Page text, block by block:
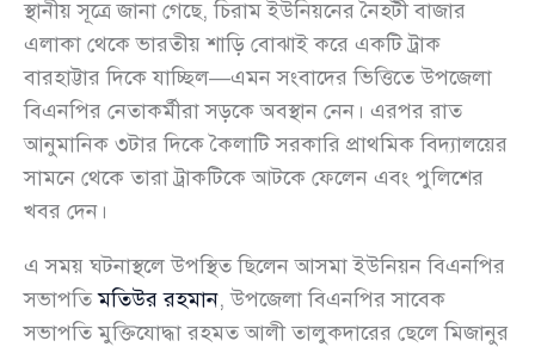
স্থানীয় সূত্রে জানা গেছে, চিরাম ইউনিয়নের নৈহটী বাজার
এলাকা থেকে ভারতীয় শাড়ি বোঝাই করে একটি ট্রাক
বারহাট্টার দিকে যাচ্ছিল—এমন সংবাদের ভিত্তিতে উপজেলা
বিএনপির নেতাকর্মীরা সড়কে অবস্থান নেন। এরপর রাত
আনুমানিক ৩টার দিকে কৈলাটি সরকারি প্রাথমিক বিদ্যালয়ের
সামনে থেকে তারা ট্রাকটিকে আটকে ফেলেন এবং পুলিশের
খবর দেন।
এ সময় ঘটনাস্থলে উপস্থিত ছিলেন আসমা ইউনিয়ন বিএনপির
সভাপতিমতিউর রহমান, উপজেলা বিএনপির সাবেক
সভাপতি মুক্তিযোদ্ধা রহমত আলী তালুকদারের ছেলে মিজানুর